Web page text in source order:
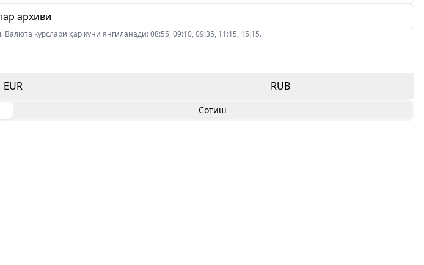
архиви
курслари ҳар куни янгиланади: 08:55, 09:10, 09:35, 11:15, 15:15.
EUR RUB
Сотиш